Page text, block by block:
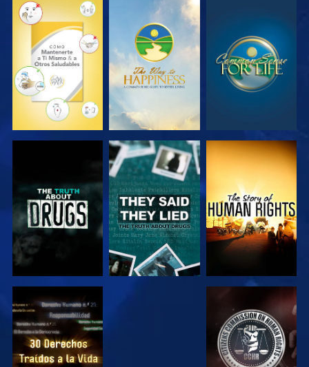
VE VE VE
VE VE
VE VE